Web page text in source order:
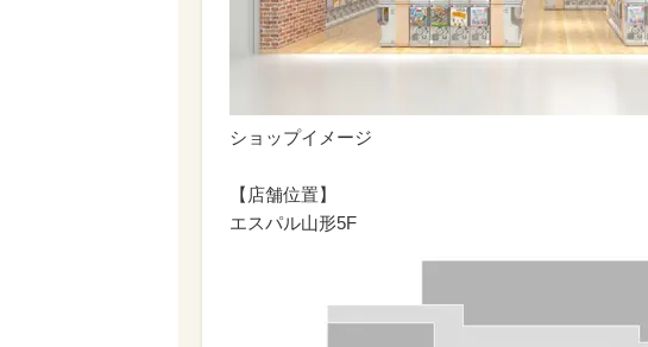
ショップイメージ
【店舗位置】
エスパル山形5F